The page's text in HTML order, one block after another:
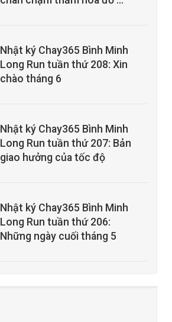
Nhật ký Chay365 Bình Minh
Long Run tuần thứ 208: Xin
chào tháng 6
Nhật ký Chay365 Bình Minh
Long Run tuần thứ 207: Bản
giao hưởng của tốc độ
Nhật ký Chay365 Bình Minh
Long Run tuần thứ 206:
Những ngày cuối tháng 5